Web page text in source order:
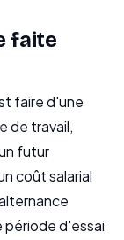
faite
faire d'une
de travail,
futur
coût salarial
période d'essai